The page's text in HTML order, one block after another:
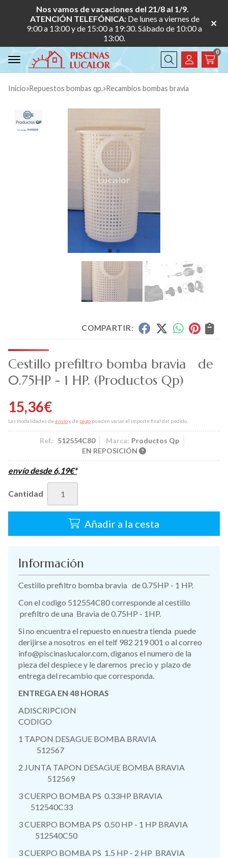
Nos vamos de vacaciones del 21/8 al 1/9.
ATENCIÓN TELEFÓNICA: De lunes a viernes de
9:00 a 13:00 y de 15:00 a 19:30. Sábado de 10:00 a
13:00.
Buscar
0
Inicio repuestos bombas qp. recambios bombas bravia
COMPARTIR:
Cestillo prefiltro bomba bravia de
0.75HP - 1 HP. (Productos Qp)
15,36€
Las modalidades de envíoy de pago pueden variar el importe final del pedido.
Ref.: 512554C80 Marca: Productos Qp
EN REPOSICIÓN
envío desde6,19€*
Cantidad
Añadir a la cesta
Información
Cestillo prefiltro bomba bravia de 0.75HP - 1 HP.
Con el codigo 512554C80 corresponde al cestillo
prefiltro de una Bravia de 0.75HP - 1HP.
Si no encuentra el repuesto en nuestra tienda puede
derijirse a nosotros en el telf 982 219 001 o al correo
info@piscinaslucalor.com, diganos el numero de la
pieza del despiece y le daremos precio y plazo de
entrega del recambio que corresponda.
ENTREGA EN 48 HORAS
ADISCRIPCION
CODIGO
1 TAPON DESAGUE BOMBA BRAVIA
512567
2 JUNTA TAPON DESAGUE BOMBA BRAVIA
512569
3 CUERPO BOMBA PS 0.33HP BRAVIA
512540C33
3 CUERPO BOMBA PS 0.50 HP - 1 HP BRAVIA
512540C50
3 CUERPO BOMBA PS 1.5 HP - 2 HP BRAVIA